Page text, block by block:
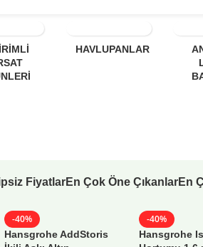
HAVLUPANLAR
FiyatlarEn Çok Öne ÇıkanlarEn
-40%
Hansgrohe AddStoris
-40%
Hansgrohe